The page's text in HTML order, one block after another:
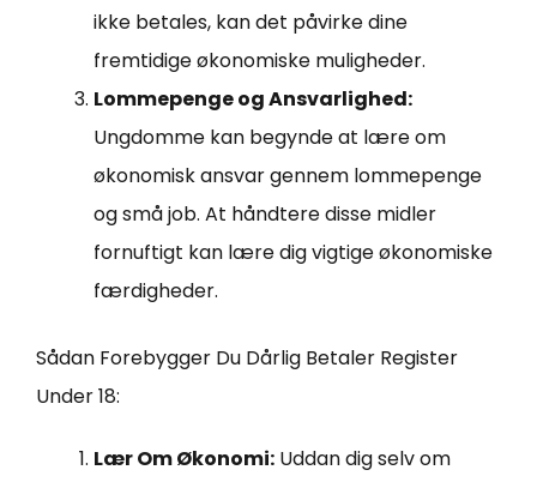
ikke betales, kan det påvirke dine
fremtidige økonomiske muligheder.
Lommepenge og Ansvarlighed:
Ungdomme kan begynde at lære om
økonomisk ansvar gennem lommepenge
og små job. At håndtere disse midler
fornuftigt kan lære dig vigtige økonomiske
færdigheder.
Sådan Forebygger Du Dårlig Betaler Register
Under 18:
Lær Om Økonomi: Uddan dig selv om